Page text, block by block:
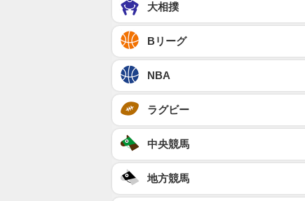
大相撲
Bリーグ
NBA
ラグビー
中央競馬
地方競馬